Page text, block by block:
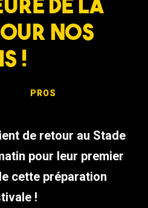
nos
!
PROS
de retour au Stade
pour leur premier
cette préparation
!